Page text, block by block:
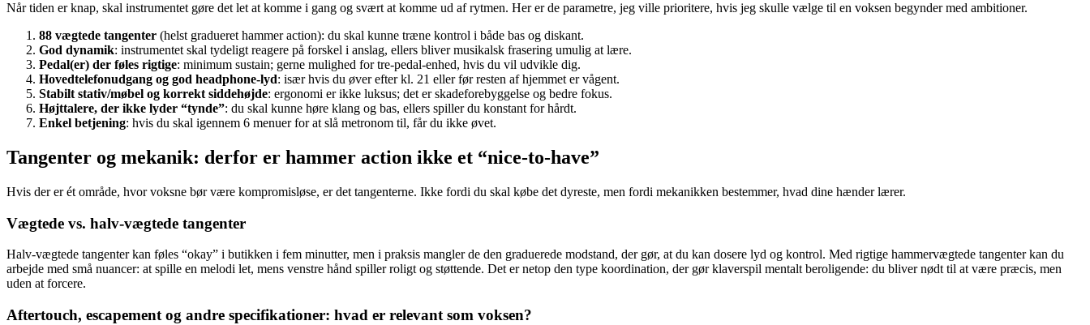
Når tiden er knap, skal instrumentet gøre det let at komme i gang og svært at komme ud af rytmen. Her er de parametre, jeg ville prioritere, hvis jeg skulle vælge til en voksen begynder med ambitioner.
88 vægtede tangenter (helst gradueret hammer action): du skal kunne træne kontrol i både bas og diskant.
God dynamik: instrumentet skal tydeligt reagere på forskel i anslag, ellers bliver musikalsk frasering umulig at lære.
Pedal(er) der føles rigtige: minimum sustain; gerne mulighed for tre-pedal-enhed, hvis du vil udvikle dig.
Hovedtelefonudgang og god headphone-lyd: især hvis du øver efter kl. 21 eller før resten af hjemmet er vågent.
Stabilt stativ/møbel og korrekt siddehøjde: ergonomi er ikke luksus; det er skadeforebyggelse og bedre fokus.
Højttalere, der ikke lyder “tynde”: du skal kunne høre klang og bas, ellers spiller du konstant for hårdt.
Enkel betjening: hvis du skal igennem 6 menuer for at slå metronom til, får du ikke øvet.
Tangenter og mekanik: derfor er hammer action ikke et “nice-to-have”
Hvis der er ét område, hvor voksne bør være kompromisløse, er det tangenterne. Ikke fordi du skal købe det dyreste, men fordi mekanikken bestemmer, hvad dine hænder lærer.
Vægtede vs. halv-vægtede tangenter
Halv-vægtede tangenter kan føles “okay” i butikken i fem minutter, men i praksis mangler de den graduerede modstand, der gør, at du kan dosere lyd og kontrol. Med rigtige hammervægtede tangenter kan du
arbejde med små nuancer: at spille en melodi let, mens venstre hånd spiller roligt og støttende. Det er netop den type koordination, der gør klaverspil mentalt beroligende: du bliver nødt til at være præcis, men
uden at forcere.
Aftertouch, escapement og andre specifikationer: hvad er relevant som voksen?